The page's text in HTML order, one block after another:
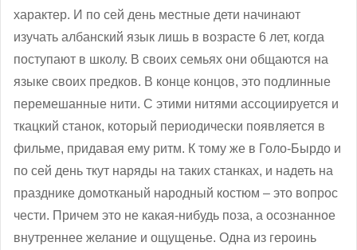
характер. И по сей день местные дети начинают
изучать албанский язык лишь в возрасте 6 лет, когда
поступают в школу. В своих семьях они общаются на
языке своих предков. В конце концов, это подлинные
перемешанные нити. С этими нитями ассоциируется и
ткацкий станок, который периодически появляется в
фильме, придавая ему ритм. К тому же в Голо-Бырдо и
по сей день ткут наряды на таких станках, и надеть на
празднике домотканый народный костюм – это вопрос
чести. Причем это не какая-нибудь поза, а осознанное
внутреннее желание и ощущенье. Одна из героинь